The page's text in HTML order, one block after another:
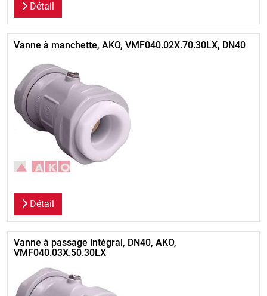
Détail
Vanne à manchette, AKO, VMF040.02X.70.30LX, DN40
Détail
Vanne à passage intégral, DN40, AKO,
VMF040.03X.50.30LX